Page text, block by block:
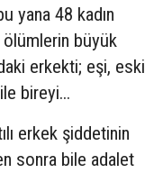
yana 48 kadın
ölümlerin büyük
erkekti; eşi, eski
bireyi...
erkek şiddetinin
sonra bile adalet